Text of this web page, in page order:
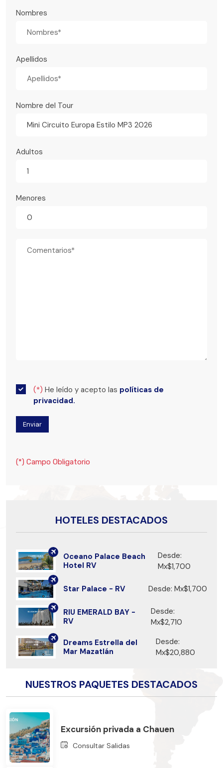
Nombres
Apellidos
Nombre del Tour
Mini Circuito Europa Estilo MP3 2026
Adultos
Menores
(*) He leído y acepto las políticas de
privacidad.
(*) Campo Obligatorio
HOTELES DESTACADOS
Oceano Palace Beach
Hotel RV
Desde:
Mx$1,700
Star Palace - RV Desde: Mx$1,700
RIU EMERALD BAY -
RV
Desde:
Mx$2,710
Dreams Estrella del
Mar Mazatlán
Desde:
Mx$20,880
NUESTROS PAQUETES DESTACADOS
Excursión privada a Chauen
Consultar Salidas